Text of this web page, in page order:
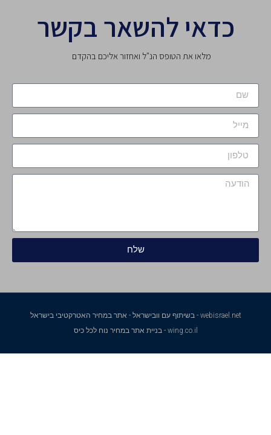
כדאי להשאר בקשר
מלאו את הטופס הנ"ל ואחזור אליכם בהקדם
webisrael.net - בשיתוף עם וובישראל - אתר במחיר האטרקטיבי בישראל
wing.co.il - בניית אתר במחיר נוח לכל כיס